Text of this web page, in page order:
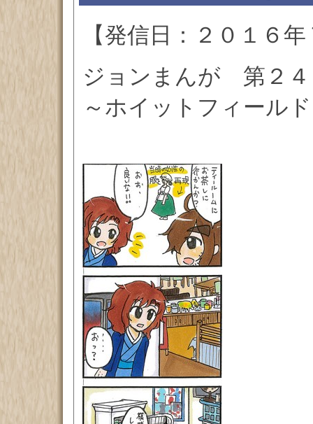
【発信日：２０１６
ジョンまんが 第２４
～ホイットフィール